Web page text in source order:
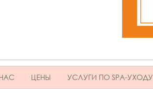
ЦЕНЫ УСЛУГИ ПО SPA-УХОДУ